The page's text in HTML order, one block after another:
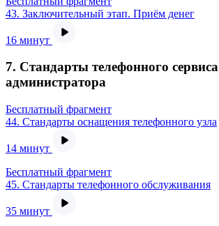
43. Заключительный этап. Приём денег
16 минут
7. Стандарты телефонного сервиса
администратора
Бесплатный фрагмент
44. Стандарты оснащения телефонного узла
14 минут
Бесплатный фрагмент
45. Стандарты телефонного обслуживания
35 минут